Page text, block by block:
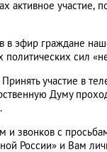
активное участие,
в эфир граждане
сил
Принять участие в
Думу
звонков с
России» и Вам